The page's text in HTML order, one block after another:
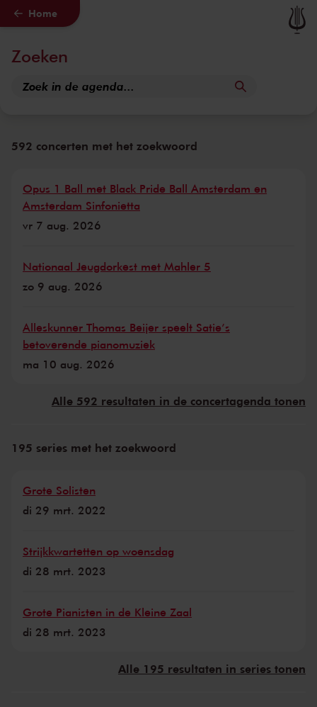
Naar hoofdcontent
Home
Zoeken
592 concerten met het zoekwoord
Opus 1 Ball met Black Pride Ball Amsterdam en
Amsterdam Sinfonietta
vr 7 aug. 2026
Nationaal Jeugdorkest met Mahler 5
zo 9 aug. 2026
Alleskunner Thomas Beijer speelt Satie’s
betoverende pianomuziek
ma 10 aug. 2026
Alle 592 resultaten in de concertagenda tonen
195 series met het zoekwoord
Grote Solisten
di 29 mrt. 2022
Strijkkwartetten op woensdag
di 28 mrt. 2023
Grote Pianisten in de Kleine Zaal
di 28 mrt. 2023
Alle 195 resultaten in series tonen